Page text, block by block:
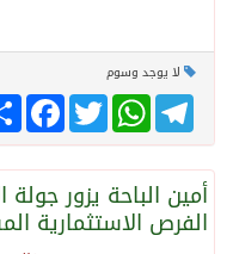
لا يوجد وسوم
Twitter
WhatsAppTelegram
أمين الباحة يزور جولة
الفرص الاستثمارية